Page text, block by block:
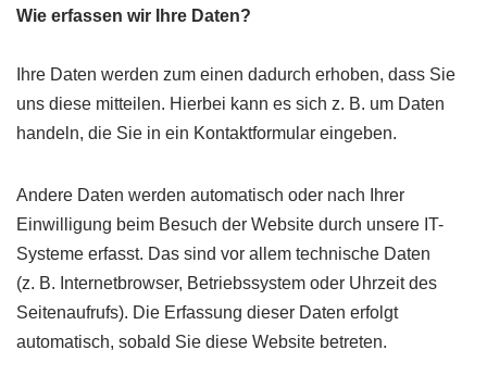
Wie erfassen wir Ihre Daten?
Ihre Daten werden zum einen dadurch erhoben, dass Sie
uns diese mitteilen. Hierbei kann es sich z. B. um Daten
handeln, die Sie in ein Kontaktformular eingeben.
Andere Daten werden automatisch oder nach Ihrer
Einwilligung beim Besuch der Website durch unsere IT-
Systeme erfasst. Das sind vor allem technische Daten
(z. B. Internetbrowser, Betriebssystem oder Uhrzeit des
Seitenaufrufs). Die Erfassung dieser Daten erfolgt
automatisch, sobald Sie diese Website betreten.